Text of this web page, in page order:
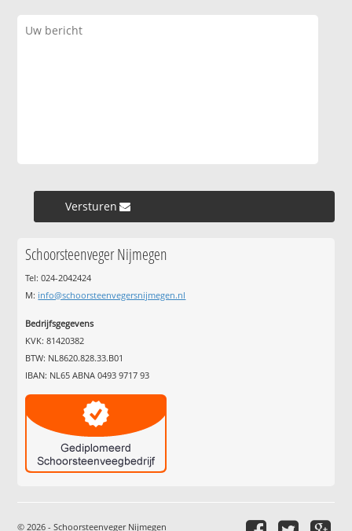
Versturen »
Schoorsteenveger Nijmegen
Tel: 024-2042424
M: info@schoorsteenvegersnijmegen.nl
Bedrijfsgegevens
KVK: 81420382
BTW: NL8620.828.33.B01
IBAN: NL65 ABNA 0493 9717 93
© 2026 - Schoorsteenveger Nijmegen